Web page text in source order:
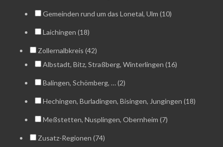
Gemeinden rund um das Lonetal, Ulm (10)
Laichingen (18)
Zollernalbkreis (42)
Albstadt, Bitz, Straßberg, Winterlingen (16)
Balingen, Schömberg, … (2)
Hechingen, Burladingen, Bisingen, Jungingen (18)
Meßstetten, Nusplingen, Obernheim (7)
Zusatz-Regionen (74)